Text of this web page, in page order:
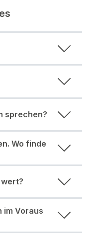
sprechen?
Wo finde
im Voraus